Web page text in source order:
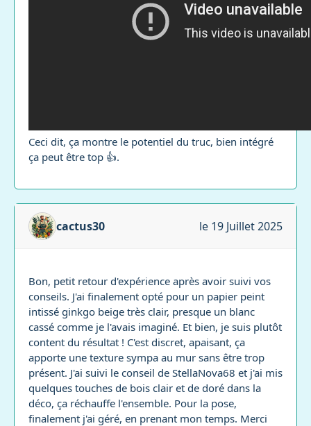
Ceci dit, ça montre le potentiel du truc, bien intégré
ça peut être top 👍.
cactus30 le 19 Juillet 2025
Bon, petit retour d'expérience après avoir suivi vos
conseils. J'ai finalement opté pour un papier peint
intissé ginkgo beige très clair, presque un blanc
cassé comme je l'avais imaginé. Et bien, je suis plutôt
content du résultat ! C'est discret, apaisant, ça
apporte une texture sympa au mur sans être trop
présent. J'ai suivi le conseil de StellaNova68 et j'ai mis
quelques touches de bois clair et de doré dans la
déco, ça réchauffe l'ensemble. Pour la pose,
finalement j'ai géré, en prenant mon temps. Merci